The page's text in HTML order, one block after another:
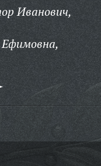
Иванович,
Ефимовна,